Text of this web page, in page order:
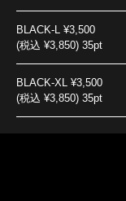
BLACK-L ¥3,500
(税込 ¥3,850) 35pt
BLACK-XL ¥3,500
(税込 ¥3,850) 35pt